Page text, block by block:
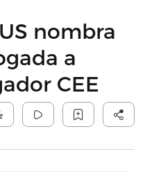
nombra
a
CEE